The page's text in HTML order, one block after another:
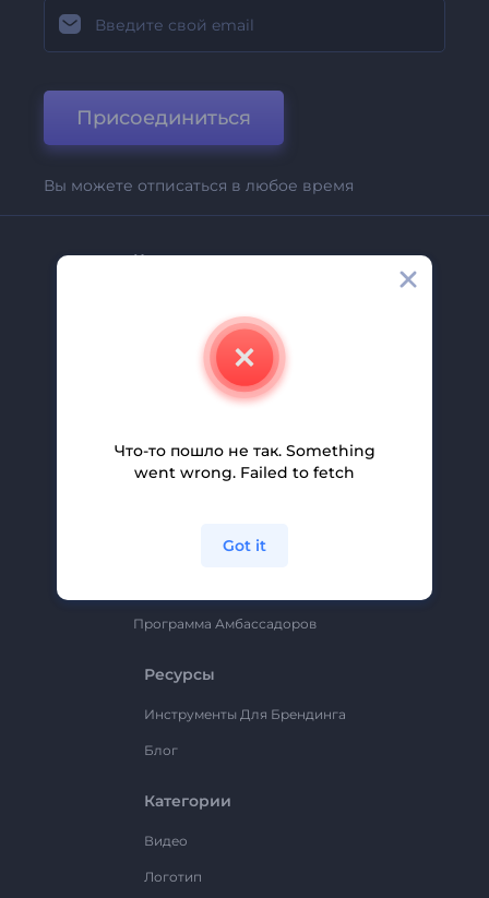
Присоединиться
Вы можете отписаться в любое время
Компания
Свяжитесь С Нами
Помощь И Поддержка
Партнерская Программа
Политика Конфиденциальности
Программа Амбассадоров
Ресурсы
Инструменты Для Брендинга
Блог
Категории
Видео
Логотип
Что-то пошло не так. Something
went wrong. Failed to fetch
Got it